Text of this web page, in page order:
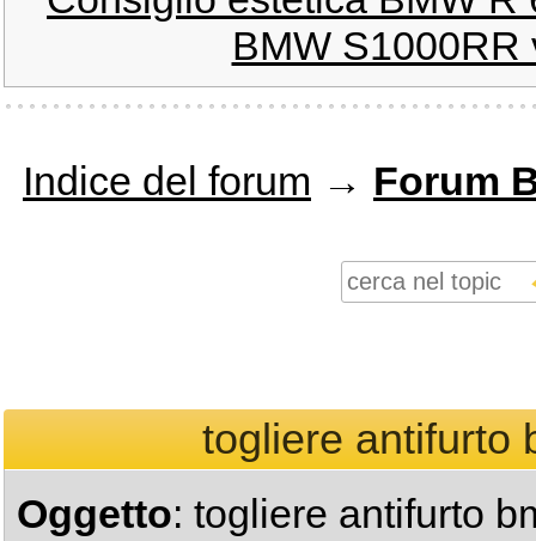
BMW S1000RR
Indice del forum → Forum
togliere antifurto
Oggetto: togliere antifurto